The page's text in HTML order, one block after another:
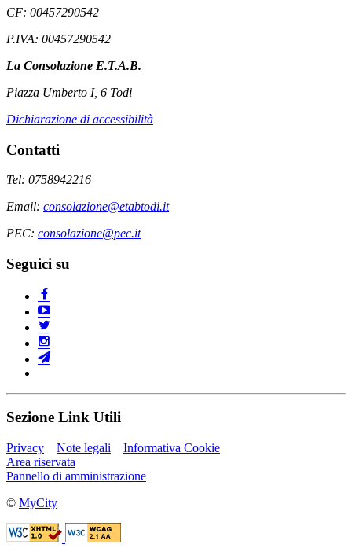
CF: 00457290542
P.IVA: 00457290542
La Consolazione E.T.A.B.
Piazza Umberto I, 6 Todi
Dichiarazione di accessibilità
Contatti
Tel: 0758942216
Email: consolazione@etabtodi.it
PEC: consolazione@pec.it
Seguici su
Sezione Link Utili
Privacy Note legali
Informativa Cookie
Area riservata
Pannello di amministrazione
© MyCity